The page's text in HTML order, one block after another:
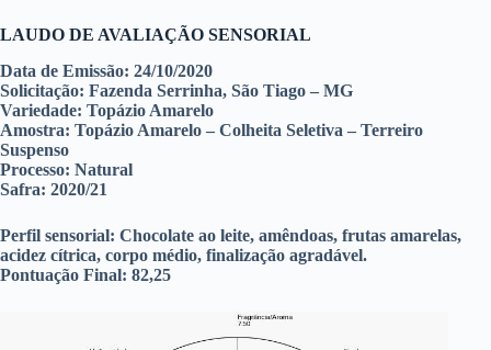
LAUDO DE AVALIAÇÃO SENSORIAL
Data de Emissão: 24/10/2020
Solicitação: Fazenda Serrinha, São Tiago – MG
Variedade: Topázio Amarelo
Amostra: Topázio Amarelo – Colheita Seletiva – Terreiro
Suspenso
Processo: Natural
Safra: 2020/21
Perfil sensorial: Chocolate ao leite, amêndoas, frutas amarelas,
acidez cítrica, corpo médio, finalização agradável.
Pontuação Final: 82,25